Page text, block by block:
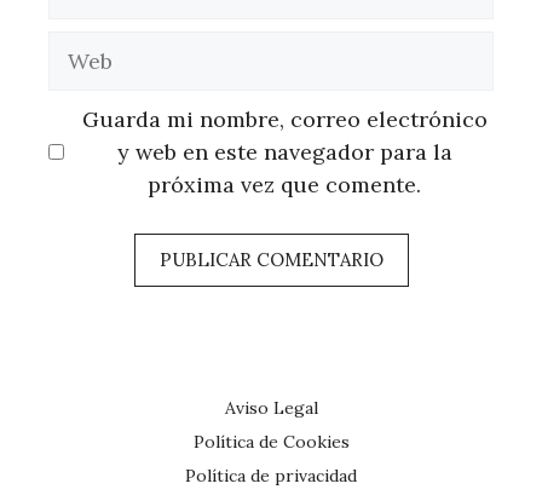
Guarda mi nombre, correo electrónico
y web en este navegador para la
próxima vez que comente.
Aviso Legal
Política de Cookies
Política de privacidad